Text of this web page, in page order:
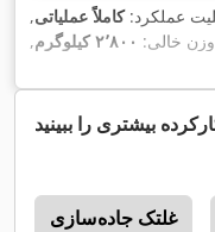
عملکرد:کاملاً عملیاتی,
خالی: ۲٬۸۰۰ کیلوگرم
,
بیشتری را ببینید
غلتک جاده‌سازی